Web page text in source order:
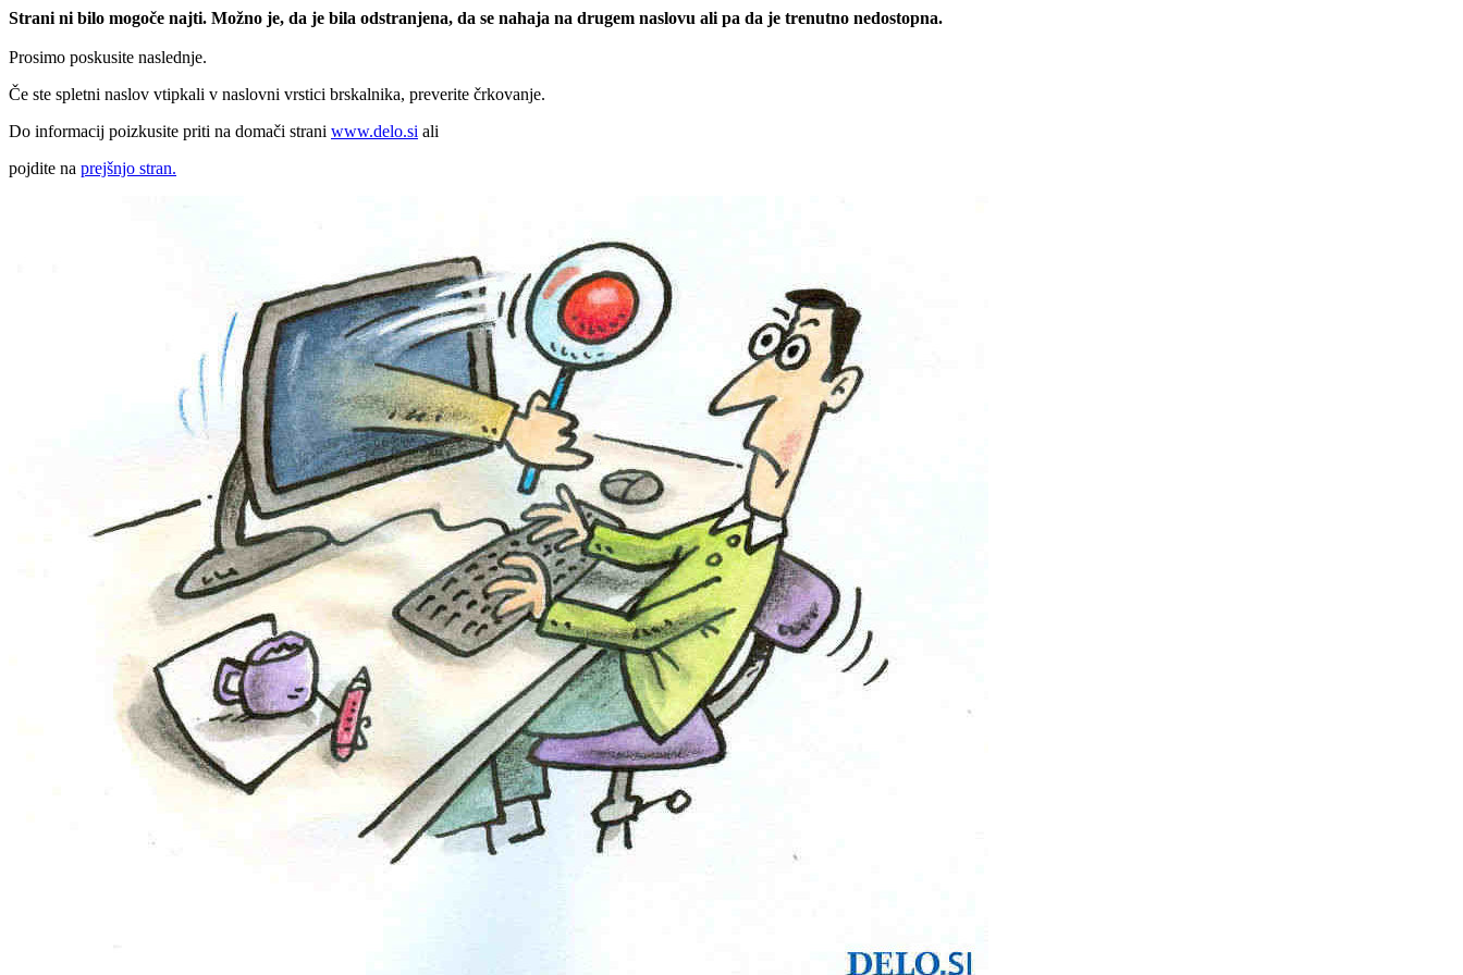
Strani ni bilo mogoče najti. Možno je, da je bila odstranjena, da se nahaja na drugem naslovu ali pa da je trenutno nedostopna.
Prosimo poskusite naslednje.
Če ste spletni naslov vtipkali v naslovni vrstici brskalnika, preverite črkovanje.
Do informacij poizkusite priti na domači strani www.delo.si ali
pojdite na prejšnjo stran.